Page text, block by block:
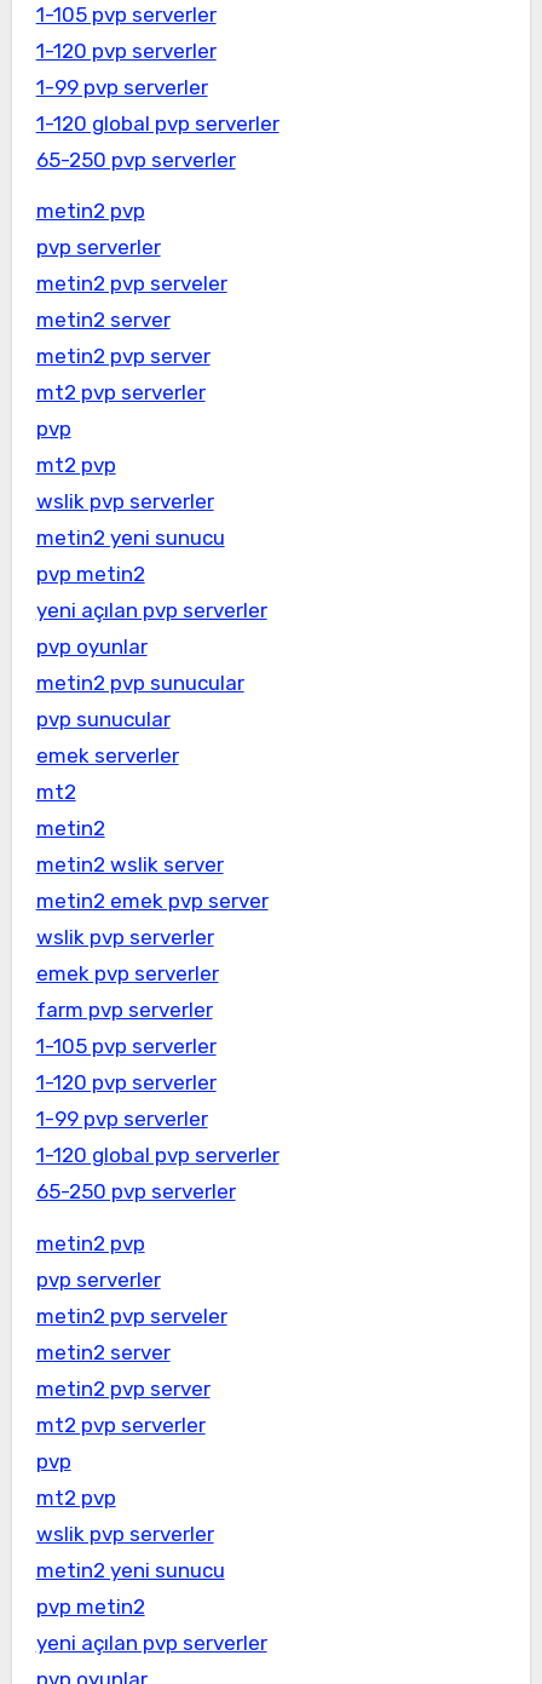
1-105 pvp serverler
1-120 pvp serverler
1-99 pvp serverler
1-120 global pvp serverler
65-250 pvp serverler
metin2 pvp
pvp serverler
metin2 pvp serveler
metin2 server
metin2 pvp server
mt2 pvp serverler
pvp
mt2 pvp
wslik pvp serverler
metin2 yeni sunucu
pvp metin2
yeni açılan pvp serverler
pvp oyunlar
metin2 pvp sunucular
pvp sunucular
emek serverler
mt2
metin2
metin2 wslik server
metin2 emek pvp server
wslik pvp serverler
emek pvp serverler
farm pvp serverler
1-105 pvp serverler
1-120 pvp serverler
1-99 pvp serverler
1-120 global pvp serverler
65-250 pvp serverler
metin2 pvp
pvp serverler
metin2 pvp serveler
metin2 server
metin2 pvp server
mt2 pvp serverler
pvp
mt2 pvp
wslik pvp serverler
metin2 yeni sunucu
pvp metin2
yeni açılan pvp serverler